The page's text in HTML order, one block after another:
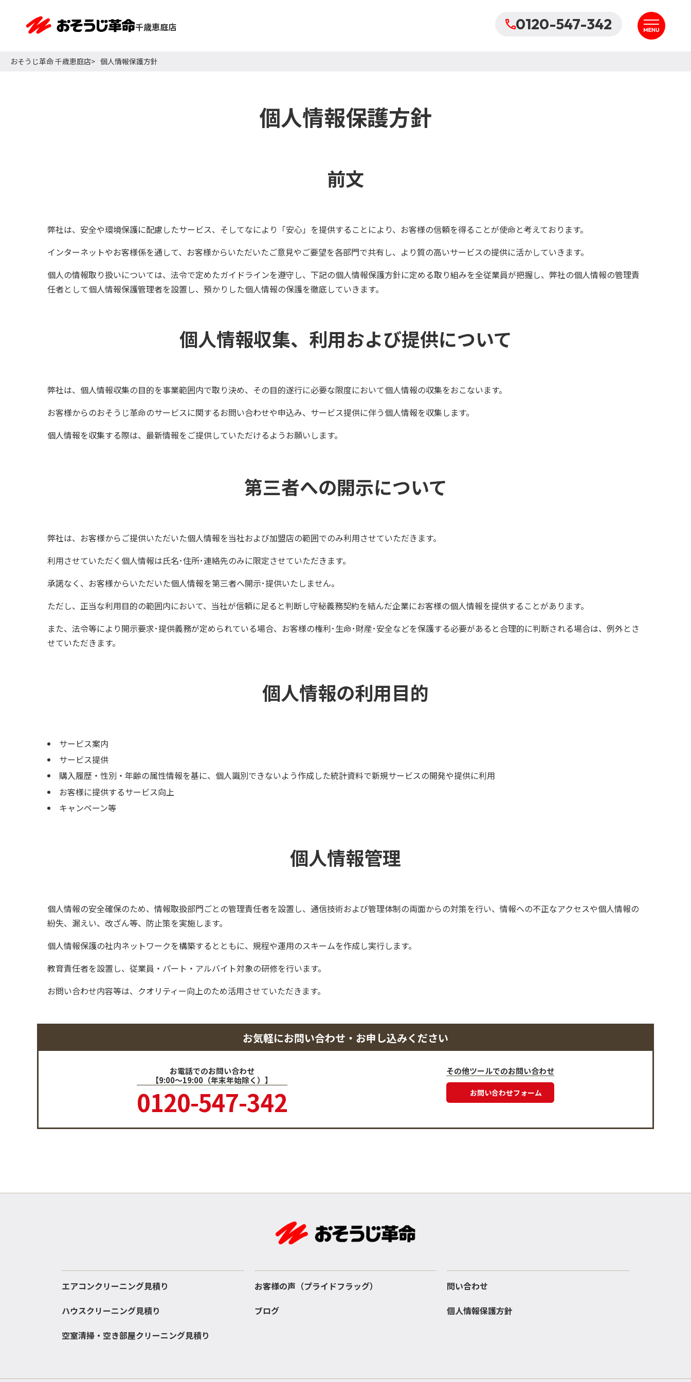
千歳恵庭店 0120-547-342
おそうじ革命 千歳恵庭店 個人情報保護方針
個人情報保護方針
前文
弊社は、安全や環境保護に配慮したサービス、そしてなにより「安心」を提供することにより、お客様の信頼を得ることが使命と考えております。
インターネットやお客様係を通して、お客様からいただいたご意見やご要望を各部門で共有し、より質の高いサービスの提供に活かしていきます。
個人の情報取り扱いについては、法令で定めたガイドラインを遵守し、下記の個人情報保護方針に定める取り組みを全従業員が把握し、弊社の個人情報の管理責
任者として個人情報保護管理者を設置し、預かりした個人情報の保護を徹底していきます。
個人情報収集、利用および提供について
弊社は、個人情報収集の目的を事業範囲内で取り決め、その目的遂行に必要な限度において個人情報の収集をおこないます。
お客様からのおそうじ革命のサービスに関するお問い合わせや申込み、サービス提供に伴う個人情報を収集します。
個人情報を収集する際は、最新情報をご提供していただけるようお願いします。
第三者への開示について
弊社は、お客様からご提供いただいた個人情報を当社および加盟店の範囲でのみ利用させていただきます。
利用させていただく個人情報は氏名･住所･連絡先のみに限定させていただきます。
承諾なく、お客様からいただいた個人情報を第三者へ開示･提供いたしません。
ただし、正当な利用目的の範囲内において、当社が信頼に足ると判断し守秘義務契約を結んだ企業にお客様の個人情報を提供することがあります。
また、法令等により開示要求･提供義務が定められている場合、お客様の権利･生命･財産･安全などを保護する必要があると合理的に判断される場合は、例外とさ
せていただきます。
個人情報の利用目的
サービス案内
サービス提供
購入履歴・性別・年齢の属性情報を基に、個人識別できないよう作成した統計資料で新規サービスの開発や提供に利用
お客様に提供するサービス向上
キャンペーン等
個人情報管理
個人情報の安全確保のため、情報取扱部門ごとの管理責任者を設置し、通信技術および管理体制の両面からの対策を行い、情報への不正なアクセスや個人情報の
紛失、漏えい、改ざん等、防止策を実施します。
個人情報保護の社内ネットワークを構築するとともに、規程や運用のスキームを作成し実行します。
教育責任者を設置し、従業員・パート・アルバイト対象の研修を行います。
お問い合わせ内容等は、クオリティー向上のため活用させていただきます。
お気軽にお問い合わせ・お申し込みください
お電話でのお問い合わせ
【9:00～19:00（年末年始除く）】
0120-547-342
その他ツールでのお問い合わせ
お問い合わせフォーム
エアコンクリーニング見積り
ハウスクリーニング見積り
空室清掃・空き部屋クリーニング見積り
お客様の声（プライドフラッグ）
ブログ
問い合わせ
個人情報保護方針